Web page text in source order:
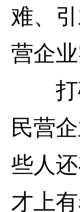
难、
营企
打破
民营
些人
才上